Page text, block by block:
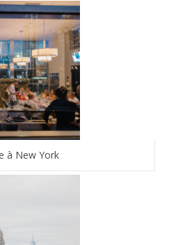
à New York